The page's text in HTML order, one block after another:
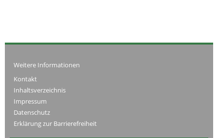
Weitere Informationen
Kontakt
Inhaltsverzeichnis
Impressum
Datenschutz
Erklärung zur Barrierefreiheit